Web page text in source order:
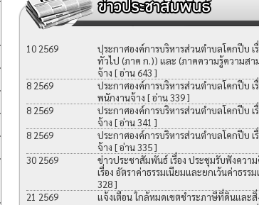
10 2569
ประกาศองค์การบริหารส่วนตำบลโคกปีบ
ทั่วไป (ภาค ก.)) และ (ภาคความรู้ความส
จ้าง [ อ่าน 643 ]
8 2569
ประกาศองค์การบริหารส่วนตำบลโคกปีบ
พนักงานจ้าง [ อ่าน 339 ]
8 2569
ประกาศองค์การบริหารส่วนตำบลโคกปีบ เ
จ้าง [ อ่าน 341 ]
8 2569
ประกาศองค์การบริหารส่วนตำบลโคกปีบ
จ้าง [ อ่าน 335 ]
30 2569
ข่าวประชาสัมพันธ์ เรื่อง ประชุมรับฟังคว
เรื่อง อัตราค่าธรรมเนียมและยกเว้นค่าธร
328 ]
21 2569
แจ้งเตือน ใกล้หมดเขตชำระภาษีที่ดินและ